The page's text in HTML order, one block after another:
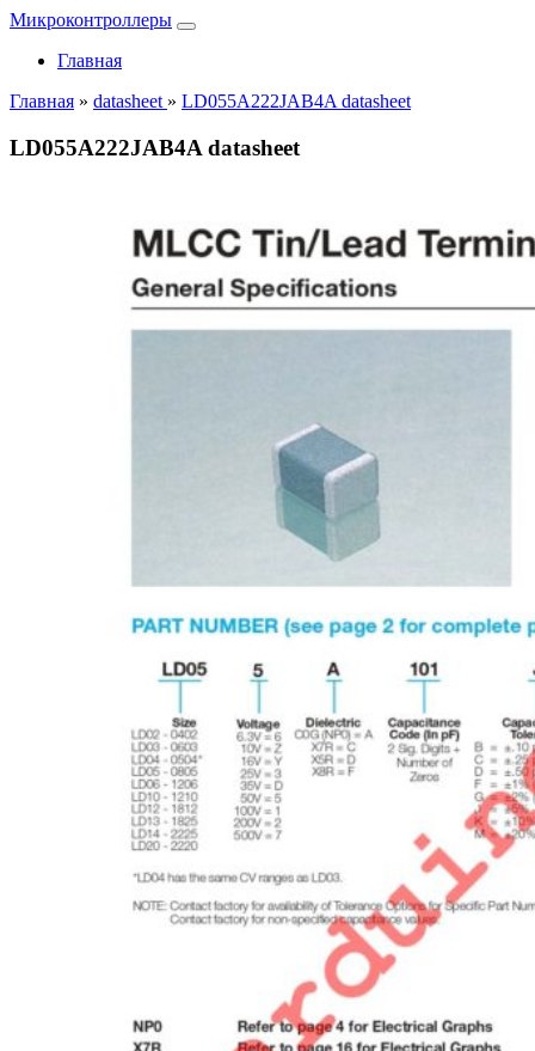
Микроконтроллеры
Главная
Главная » datasheet » LD055A222JAB4A datasheet
LD055A222JAB4A datasheet